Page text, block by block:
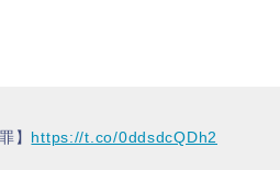
】 https://t.co/0ddsdcQDh2